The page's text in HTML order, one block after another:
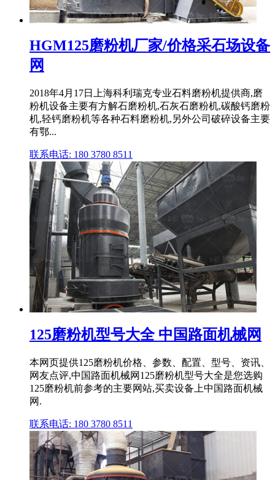
HGM125磨粉机厂家/价格采石场设备
网
2018年4月17日上海科利瑞克专业石料磨粉机提供商,磨
粉机设备主要有方解石磨粉机,石灰石磨粉机,碳酸钙磨粉
机,轻钙磨粉机等各种石料磨粉机,另外公司破碎设备主要
有鄂...
联系电话: 180 3780 8511
125磨粉机型号大全 中国路面机械网
本网页提供125磨粉机价格、参数、配置、型号、资讯、
网友点评,中国路面机械网125磨粉机型号大全是您选购
125磨粉机前参考的主要网站,买卖设备上中国路面机械
网.
联系电话: 180 3780 8511